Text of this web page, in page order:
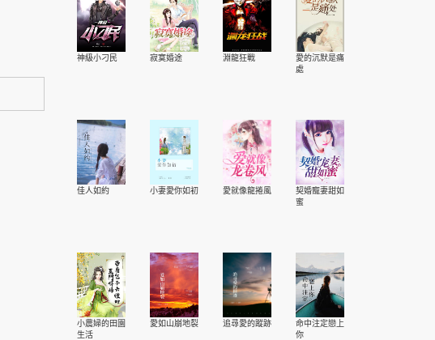
神級小刁民 寂寞婚途 淵龍狂戰
愛的沉默是痛
處
佳人如約 小妻愛你如初 愛就像龍捲風
契婚寵妻甜如
蜜
小農婦的田園
生活
愛如山崩地裂 追尋愛的蹤跡
命中注定戀上
你